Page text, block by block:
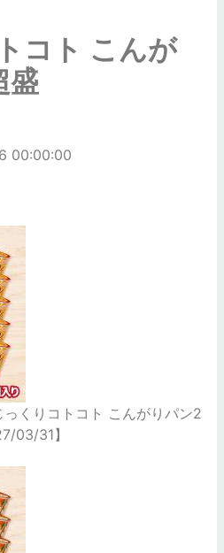
コト こんが
盛
00:00:00
っくりコトコト こんがりパン2
03/31】